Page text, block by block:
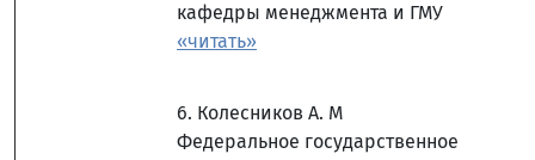
кафедры менеджмента и ГМУ
«читать»
6. Колесников А. М
Федеральное государственное